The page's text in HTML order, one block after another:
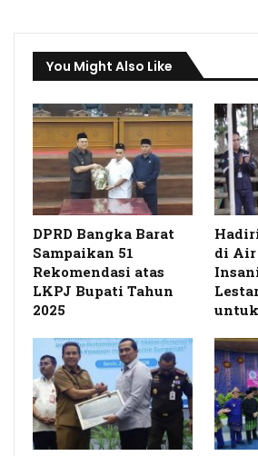
You Might Also Like
DPRD Bangka Barat
Sampaikan 51
Rekomendasi atas
LKPJ Bupati Tahun
2025
di Air